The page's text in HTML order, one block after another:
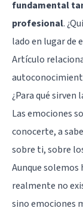
fundamental
profesional.
lado en lugar de
Artículo
¿Para qué sirven
Las emociones
conocerte, a
sobre ti, sobre
Aunque
realmente no
sino emociones